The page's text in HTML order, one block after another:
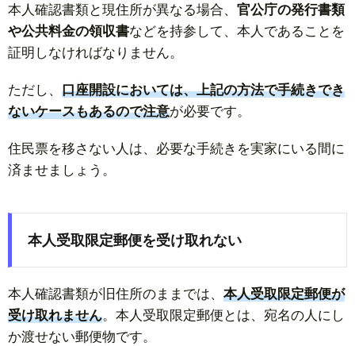
本人確認書類と現住所が異なる場合、 官公庁の発行書類
や公共料金の領収書などを持参して、本人であることを
証明しなければなりません。
ただし、 口座開設においては、上記の方法で手続きでき
ないケースもあるので注意が必要です。
住民票を移さない人は、必要な手続きを実家にいる間に
済ませましょう。
本人受取限定郵便を受け取れない
本人確認書類が旧住所のままでは、 本人受取限定郵便が
受け取れません。本人受取限定郵便とは、宛名の人にし
か渡せない郵便物です。